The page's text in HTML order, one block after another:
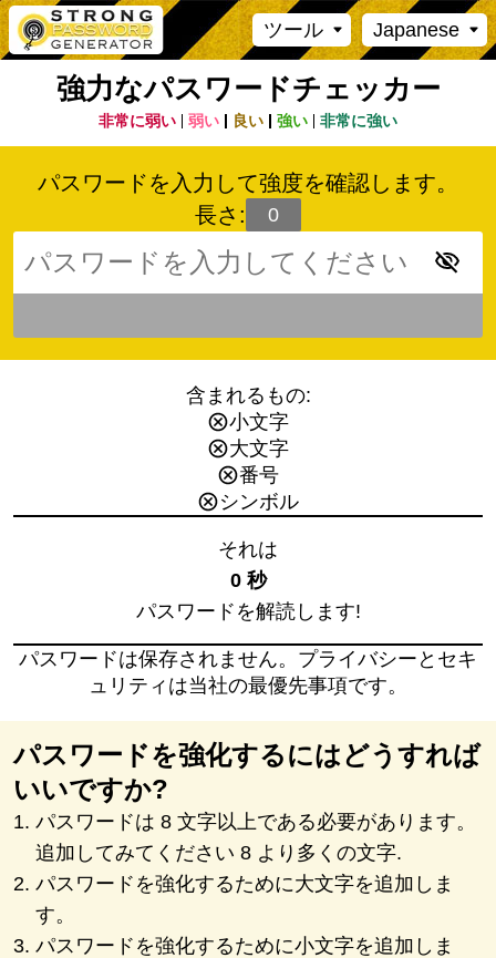
ツール Japanese
強力なパスワードチェッカー
非常に弱い 弱い 良い 強い 非常に強い
パスワードを入力して強度を確認します。
長さ:
含まれるもの:
小文字
大文字
番号
シンボル
それは
0 秒
パスワードを解読します!
パスワードは保存されません。プライバシーとセキ
ュリティは当社の最優先事項です。
パスワードを強化するにはどうすれば
いいですか?
パスワードは 8 文字以上である必要があります。
追加してみてください 8 より多くの文字.
パスワードを強化するために大文字を追加しま
す。
パスワードを強化するために小文字を追加しま